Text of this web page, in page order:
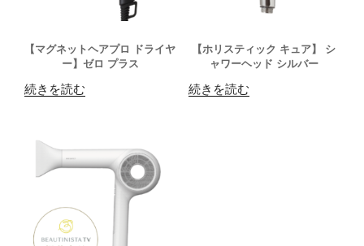
【マグネットヘアプロ ドライヤ
ー】ゼロ プラス
続きを読む
【ホリスティック キュア】 シ
ャワーヘッド シルバー
続きを読む